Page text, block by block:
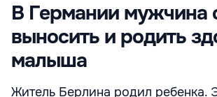
В Германии мужчина
выносить и родить
малыша
Житель Берлина родил ребенка.